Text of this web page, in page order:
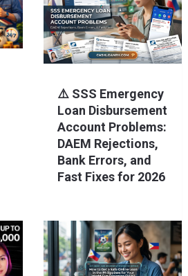
⚠️ SSS Emergency
Loan Disbursement
Account Problems:
DAEM Rejections,
Bank Errors, and
Fast Fixes for 2026